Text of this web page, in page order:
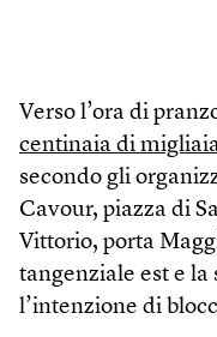
Verso l’ora di
centinaia di
secondo gli
Cavour, piazza di
Vittorio, porta
tangenziale est e
l’intenzione di